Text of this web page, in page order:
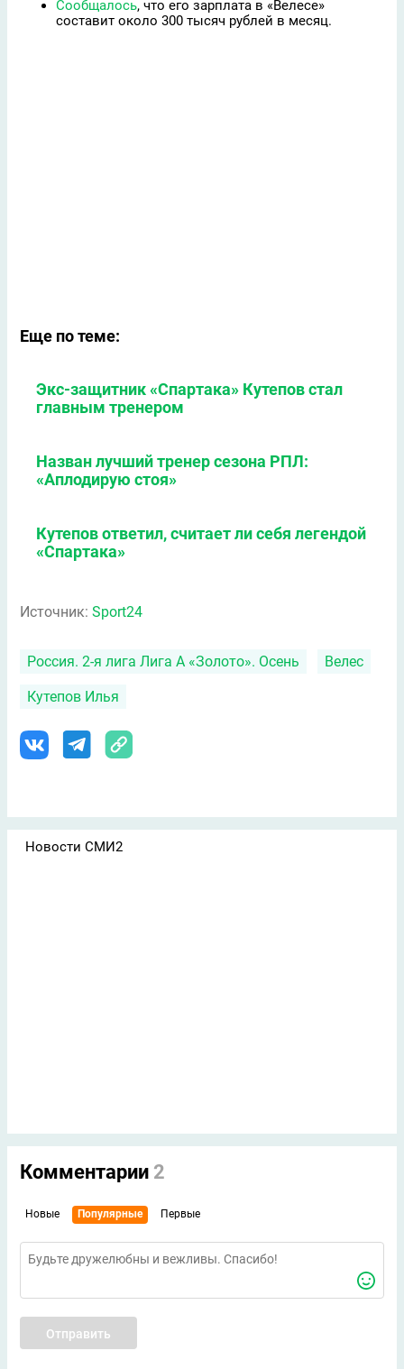
Сообщалось, что его зарплата в «Велесе»
составит около 300 тысяч рублей в месяц.
Еще по теме:
Экс-защитник «Спартака» Кутепов стал
главным тренером
Назван лучший тренер сезона РПЛ:
«Аплодирую стоя»
Кутепов ответил, считает ли себя легендой
«Спартака»
Источник: Sport24
Россия. 2-я лига Лига А «Золото». Осень Велес
Кутепов Илья
Новости СМИ2
Комментарии 2
Новые Популярные Первые
Отправить